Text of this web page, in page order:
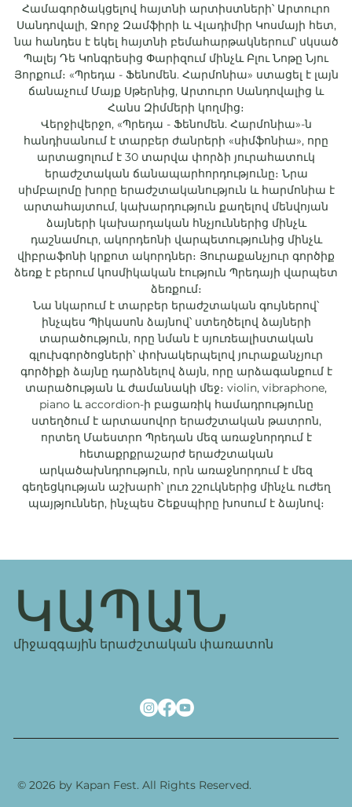
Համագործակցելով հայտնի արտիստների՝ Արտուրո
Սանդովալի, Ջորջ Զամֆիրի և Վլադիմիր Կոսմայի հետ,
նա հանդես է եկել հայտնի բեմահարթակներում՝ սկսած
Պալեյ Դե Կոնգրեսից Փարիզում մինչև Բլու Նոթը Նյու
Յորքում։ «Պրեդա - Ֆենոմեն. Հարմոնիա» ստացել է լայն
ճանաչում Մայք Սթերնից, Արտուրո Սանդովալից և
Հանս Զիմմերի կողմից։
Վերջիվերջո, «Պրեդա - Ֆենոմեն. Հարմոնիա»-ն
հանդիսանում է տարբեր ժանրերի «սիմֆոնիա», որը
արտացոլում է 30 տարվա փորձի յուրահատուկ
երաժշտական ճանապարհորդությունը։ Նրա
սիմբալոմը խորը երաժշտականություն և հարմոնիա է
արտահայտում, կախարդություն քաղելով մենվոյան
ձայների կախարդական հնչյուններից մինչև
դաշնամուր, ակորդեոնի վարպետությունից մինչև
վիբրաֆոնի կրքոտ ակորդներ։ Յուրաքանչյուր գործիք
ձեռք է բերում կոսմիկական էություն Պրեդայի վարպետ
ձեռքում։
Նա նկարում է տարբեր երաժշտական գույներով՝
ինչպես Պիկասոն ձայնով՝ ստեղծելով ձայների
տարածություն, որը նման է սյուռեալիստական
գլուխգործոցների՝ փոխակերպելով յուրաքանչյուր
գործիքի ձայնը դարձնելով ձայն, որը արձագանքում է
տարածության և ժամանակի մեջ։ violin, vibraphone,
piano և accordion-ի բացառիկ համադրությունը
ստեղծում է արտասովոր երաժշտական թատրոն,
որտեղ Մաեստրո Պրեդան մեզ առաջնորդում է
հետաքրքրաշարժ երաժշտական
արկածախնդրություն, որն առաջնորդում է մեզ
գեղեցկության աշխարհ՝ լուռ շշուկներից մինչև ուժեղ
պայթյուններ, ինչպես Շեքսպիրը խոսում է ձայնով։
ԿԱՊԱՆ
միջազգային երաժշտական փառատոն
© 2026 by Kapan Fest. All Rights Reserved.